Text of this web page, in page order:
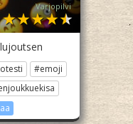
Varjopilvi
#emoji